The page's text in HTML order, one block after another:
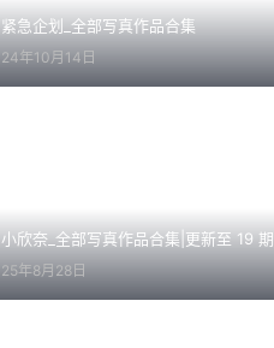
紧急企划_全部写真作品合集
24年10月14日
小欣奈_全部写真作品合集|更新至 19 期
25年8月28日